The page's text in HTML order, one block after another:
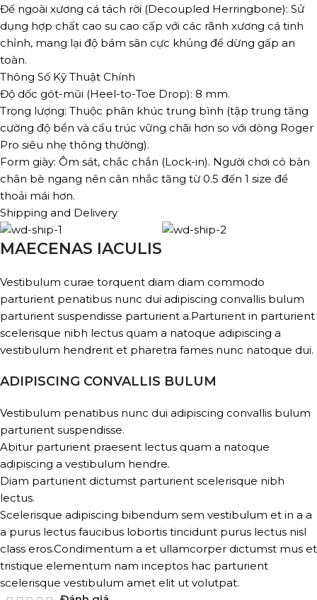
Đế ngoài xương cá tách rời (Decoupled Herringbone): Sử
dụng hợp chất cao su cao cấp với các rãnh xương cá tinh
chỉnh, mang lại độ bám sân cực khủng để dừng gấp an
toàn.
Thông Số Kỹ Thuật Chính
Độ dốc gót-mũi (Heel-to-Toe Drop): 8 mm.
Trọng lượng: Thuộc phân khúc trung bình (tập trung tăng
cường độ bền và cấu trúc vững chãi hơn so với dòng Roger
Pro siêu nhẹ thông thường).
Form giày: Ôm sát, chắc chắn (Lock-in). Người chơi có bàn
chân bè ngang nên cân nhắc tăng từ 0.5 đến 1 size để
thoải mái hơn.
Shipping and Delivery
MAECENAS IACULIS
Vestibulum curae torquent diam diam commodo
parturient penatibus nunc dui adipiscing convallis bulum
parturient suspendisse parturient a.Parturient in parturient
scelerisque nibh lectus quam a natoque adipiscing a
vestibulum hendrerit et pharetra fames nunc natoque dui.
ADIPISCING CONVALLIS BULUM
Vestibulum penatibus nunc dui adipiscing convallis bulum
parturient suspendisse.
Abitur parturient praesent lectus quam a natoque
adipiscing a vestibulum hendre.
Diam parturient dictumst parturient scelerisque nibh
lectus.
Scelerisque adipiscing bibendum sem vestibulum et in a a
a purus lectus faucibus lobortis tincidunt purus lectus nisl
class eros.Condimentum a et ullamcorper dictumst mus et
tristique elementum nam inceptos hac parturient
scelerisque vestibulum amet elit ut volutpat.